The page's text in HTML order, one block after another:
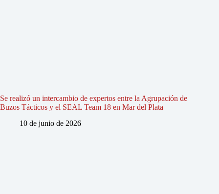
Se realizó un intercambio de expertos entre la Agrupación de
Buzos Tácticos y el SEAL Team 18 en Mar del Plata
10 de junio de 2026